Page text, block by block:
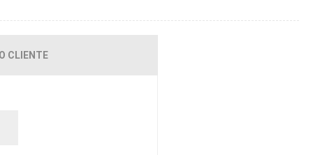
CLIENTE